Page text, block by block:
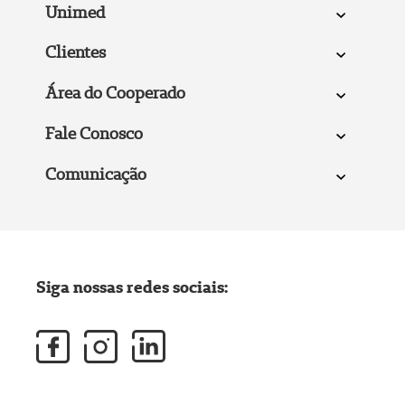
Unimed
Clientes
Área do Cooperado
Fale Conosco
Comunicação
Siga nossas redes sociais: